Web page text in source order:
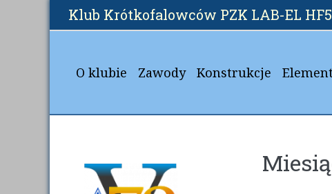
Klub Krótkofalowców PZK LAB-EL
O klubie Zawody Konstrukcje